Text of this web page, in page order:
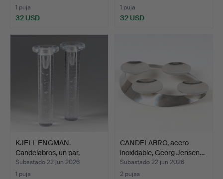
1 puja
32 USD
1 puja
32 USD
KJELL ENGMAN.
Candelabros, un par,
cristal…
Subastado 22 jun 2026
1 puja
CANDELABRO, acero
inoxidable, Georg Jensen…
Subastado 22 jun 2026
2 pujas